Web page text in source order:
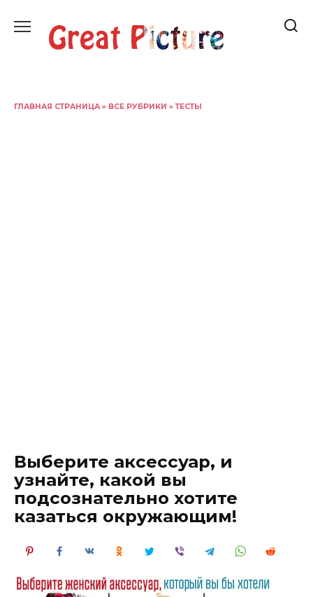
содержанию
ГЛАВНАЯ СТРАНИЦА » ВСЕ РУБРИКИ »ТЕСТЫ
Выберите аксессуар, и
узнайте, какой вы
подсознательно хотите
казаться окружающим!